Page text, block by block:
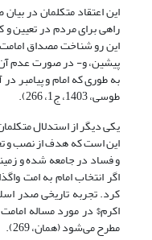
این اعتقاد متکلمان در
راهی برای مردم در تعیین
این رو شناخت مصداق امامت
پیشین، و- در صورت عدم
به طوری که امام و پیامبر
طوسی، 1403، ج1، 266).
یکی دیگر از استدلال
این است که هدف از نصب و
و فساد در جامعه شده و
اگر انتخاب امام به امت
کرد. تجربه تاریخی صدر
اکرم$ در مورد مساله
مطرح می‌شود (همان، 269).